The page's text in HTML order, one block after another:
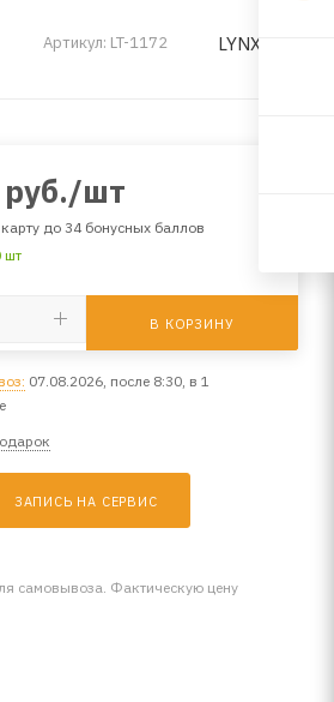
Артикул: LT-1172 LYNXauto
руб./шт
до 34 бонусных баллов
шт
В КОРЗИНУ
07.08.2026, после 8:30, в 1
ЗАПИСЬ НА СЕРВИС
самовывоза. Фактическую цену